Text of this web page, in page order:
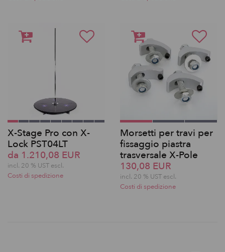
X-Stage Pro con X-
Lock PST04LT
da 1.210,08 EUR
incl. 20 % UST escl.
Costi di spedizione
Morsetti per travi per
fissaggio piastra
trasversale X-Pole
130,08 EUR
incl. 20 % UST escl.
Costi di spedizione